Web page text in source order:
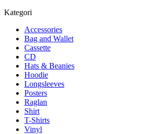
Kategori
Accessories
Bag and Wallet
Cassette
CD
Hats & Beanies
Hoodie
Longsleeves
Posters
Raglan
Shirt
T-Shirts
Vinyl